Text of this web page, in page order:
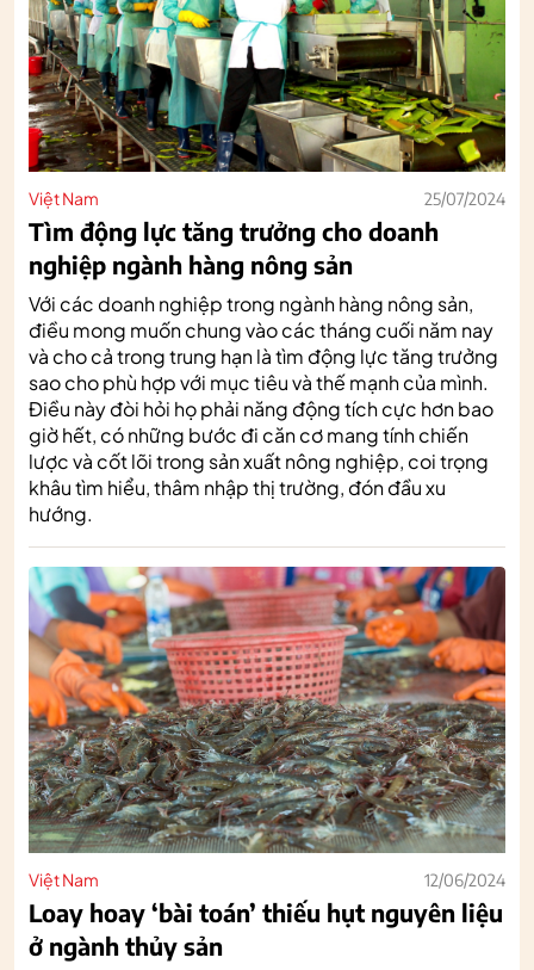
Việt Nam 25/07/2024
Tìm động lực tăng trưởng cho doanh
nghiệp ngành hàng nông sản
Với các doanh nghiệp trong ngành hàng nông sản,
điều mong muốn chung vào các tháng cuối năm nay
và cho cả trong trung hạn là tìm động lực tăng trưởng
sao cho phù hợp với mục tiêu và thế mạnh của mình.
Điều này đòi hỏi họ phải năng động tích cực hơn bao
giờ hết, có những bước đi căn cơ mang tính chiến
lược và cốt lõi trong sản xuất nông nghiệp, coi trọng
khâu tìm hiểu, thâm nhập thị trường, đón đầu xu
hướng.
Việt Nam 12/06/2024
Loay hoay ‘bài toán’ thiếu hụt nguyên liệu
ở ngành thủy sản